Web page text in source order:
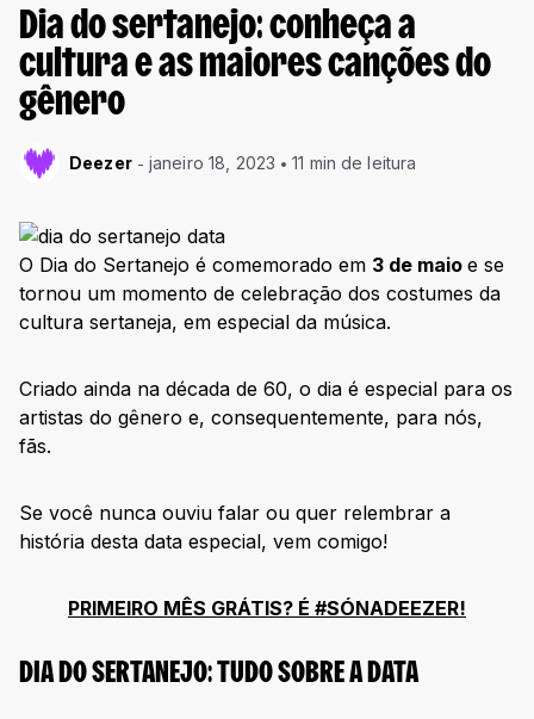
Dia do sertanejo: conheça a
cultura e as maiores canções do
gênero
Deezer janeiro 18, 2023 11 min de leitura
O Dia do Sertanejo é comemorado em 3 de maio e se
tornou um momento de celebração dos costumes da
cultura sertaneja, em especial da música.
Criado ainda na década de 60, o dia é especial para os
artistas do gênero e, consequentemente, para nós,
fãs.
Se você nunca ouviu falar ou quer relembrar a
história desta data especial, vem comigo!
PRIMEIRO MÊS GRÁTIS? É #SÓNADEEZER!
DIA DO SERTANEJO: TUDO SOBRE A DATA